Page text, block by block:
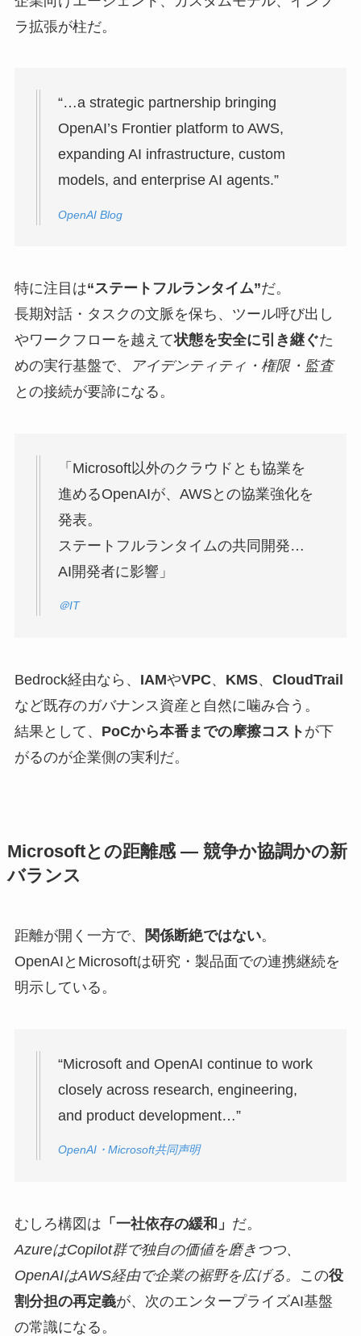
ラ拡張が柱だ。
“…a strategic partnership bringing
OpenAI’s Frontier platform to AWS,
expanding AI infrastructure, custom
models, and enterprise AI agents.”
OpenAI Blog
特に注目は“ステートフルランタイム”だ。
長期対話・タスクの文脈を保ち、ツール呼び出し
やワークフローを越えて状態を安全に引き継ぐた
めの実行基盤で、
アイデンティティ・権限・監査
との接続が要諦になる。
「Microsoft以外のクラウドとも協業を
進めるOpenAIが、AWSとの協業強化を
発表。
ステートフルランタイムの共同開発…
AI開発者に影響」
＠IT
Bedrock経由なら、 IAMやVPC、 KMS、 CloudTrail
など既存のガバナンス資産と自然に噛み合う。
結果として、 PoCから本番までの摩擦コスト が下
がるのが企業側の実利だ。
Microsoftとの距離感 — 競争か協調かの新
バランス
距離が開く一方で、 関係断絶ではない。
OpenAIとMicrosoftは研究・製品面での連携継続を
明示している。
“Microsoft and OpenAI continue to work
closely across research, engineering,
and product development…”
OpenAI・Microsoft共同声明
むしろ構図は 「一社依存の緩和」 だ。
AzureはCopilot群で独自の価値を磨きつつ、
OpenAIはAWS経由で企業の裾野を広げる。
この役
割分担の再定義が、次のエンタープライズAI基盤
の常識になる。